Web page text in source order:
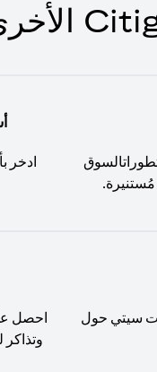
مُستنيرة.
ادخر
سيتي حول
احصل
وتذاكر